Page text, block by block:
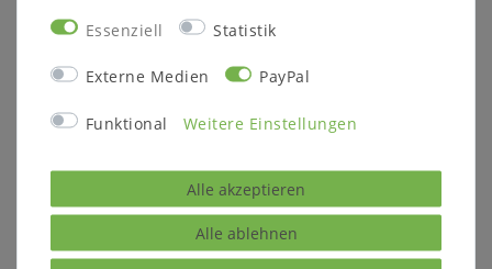
Einlegeboden
Glastür mit 1 Glasboden
- unten links 1 breite
Einlegeboden
und 1 Schublade
- unten rechts 1 schmale
Holztür mit 1
Essenziell Statistik
Externe Medien PayPal
Funktional Weitere Einstellungen
Alle akzeptieren
Alle ablehnen